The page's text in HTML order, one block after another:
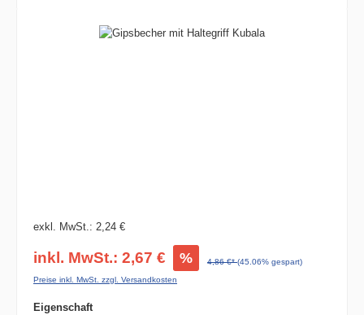
Bildergalerie überspringen
exkl. MwSt.: 2,24 €
inkl. MwSt.: 2,67 € % 4,86 €*(45.06% gespart)
Preise inkl. MwSt. zzgl. Versandkosten
Eigenschaftauswählen